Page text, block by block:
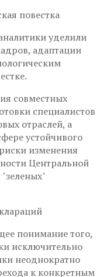
повестка
уделили
адаптации
совместных
специалистов
отраслей, а
устойчивого
изменения
Центральной
понимание того,
исключительно
неоднократно
к конкретным